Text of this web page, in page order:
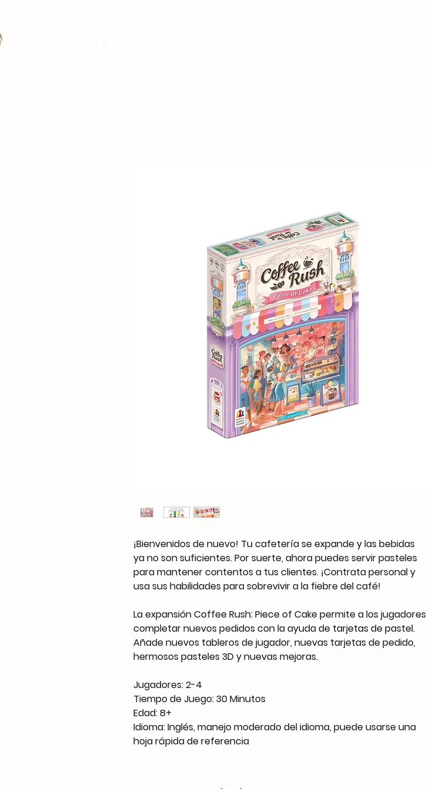
¡Bienvenidos de nuevo! Tu cafetería se expande y las bebidas
ya no son suficientes. Por suerte, ahora puedes servir pasteles
para mantener contentos a tus clientes. ¡Contrata personal y
usa sus habilidades para sobrevivir a la fiebre del café!
La expansión Coffee Rush: Piece of Cake permite a los jugadores
completar nuevos pedidos con la ayuda de tarjetas de pastel.
Añade nuevos tableros de jugador, nuevas tarjetas de pedido,
hermosos pasteles 3D y nuevas mejoras.
Jugadores: 2-4
Tiempo de Juego: 30 Minutos
Edad: 8+
Idioma: Inglés, manejo moderado del idioma, puede usarse una
hoja rápida de referencia